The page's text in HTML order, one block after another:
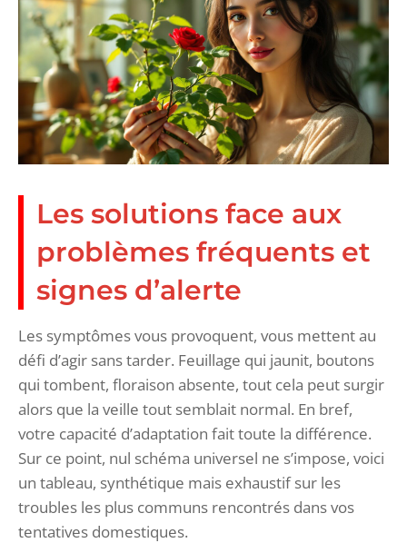
Les solutions face aux
problèmes fréquents et
signes d’alerte
Les symptômes vous provoquent, vous mettent au
défi d’agir sans tarder. Feuillage qui jaunit, boutons
qui tombent, floraison absente, tout cela peut surgir
alors que la veille tout semblait normal. En bref,
votre capacité d’adaptation fait toute la différence.
Sur ce point, nul schéma universel ne s’impose, voici
un tableau, synthétique mais exhaustif sur les
troubles les plus communs rencontrés dans vos
tentatives domestiques.